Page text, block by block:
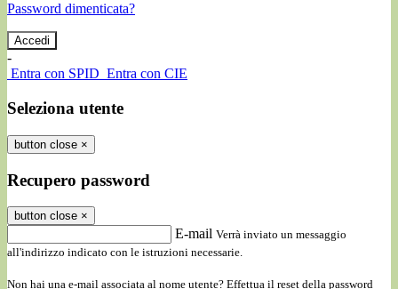
Password dimenticata?
-
Entra con SPID Entra con CIE
Seleziona utente
button close ×
Recupero password
button close ×
E-mail Verrà inviato un messaggio
all'indirizzo indicato con le istruzioni necessarie.
Non hai una e-mail associata al nome utente? Effettua il reset della password